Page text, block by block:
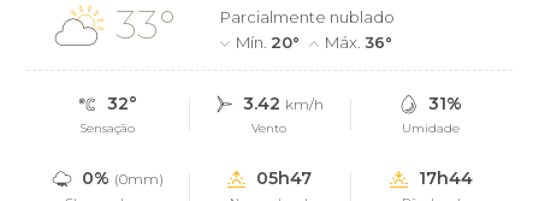
33°
Parcialmente nublado
Mín. 20° Máx.36°
32°
Sensação
3.42 km/h
Vento
31%
Umidade
0% (0mm) 05h47 17h44